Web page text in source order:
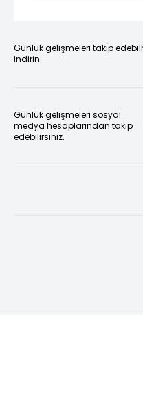
Günlük gelişmeleri takip
indirin
Günlük gelişmeleri sosyal
medya hesaplarından takip
edebilirsiniz.